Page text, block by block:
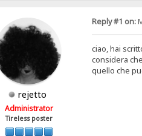
rejetto
Administrator
Tireless poster
Reply #1 on:
ciao, hai
considera
quello che